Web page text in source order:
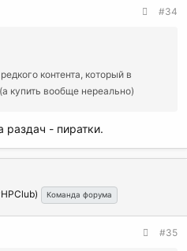
#34
контента, который в
купить вообще нереально)
раздач - пиратки.
Команда форума
#35